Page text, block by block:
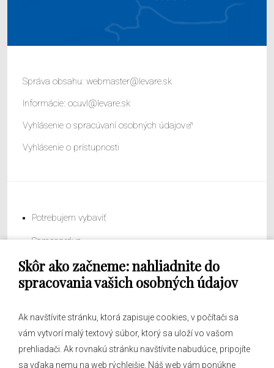
Skôr ako začneme: nahliadnite do
spracovania vašich osobných údajov
Ak navštívite stránku, ktorá zapisuje cookies, v počítači sa
vám vytvorí malý textový súbor, ktorý sa uloží vo vašom
prehliadači. Ak rovnakú stránku navštívite nabudúce, pripojíte
sa vďaka nemu na web rýchlejšie. Náš web vám ponúkne
Správa obsahu: webmaster@levare.sk
Informácie: ocuvl@levare.sk
Vyhlásenie o spracúvaní osobných údajov
Vyhlásenie o prístupnosti
Potrebujem vybaviť
Samospráva
Obecný úrad
O obci